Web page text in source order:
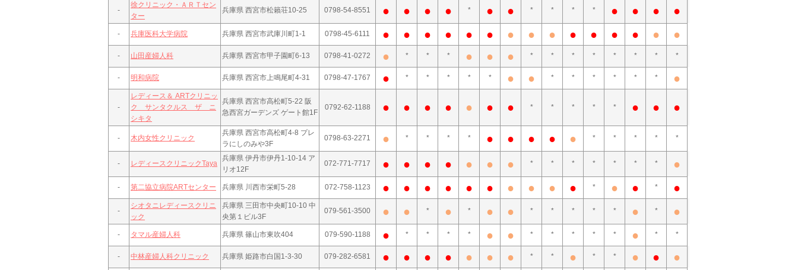
-
徐クリニック・ＡＲＴセン
ター
兵庫県 西宮市松籟荘10-25 0798-54-8551 ● ● ● ● * ● ● * * * * ● ● ● ●
- 兵庫医科大学病院 兵庫県 西宮市武庫川町1-1 0798-45-6111 ● ● ● ● ● ● ● ● ● ● ● ● ● ● ●
- 山田産婦人科 兵庫県 西宮市甲子園町6-13 0798-41-0272 ● * * * ● ● ● * * * * * * * *
- 明和病院 兵庫県 西宮市上鳴尾町4-31 0798-47-1767 ● * * * * * ● ● * * * * * * ●
-
レディース＆ ARTクリニッ
ク サンタクルス ザ ニ
シキタ
兵庫県 西宮市高松町5-22 阪
急西宮ガーデンズ ゲート館1F
0792-62-1188 ● ● ● ● ● ● ● * * * * * ● ● ●
- 木内女性クリニック
兵庫県 西宮市高松町4-8 プレ
ラにしのみや3F
0798-63-2271 ● * * * * ● ● ● ● ● * * * * *
- レディースクリニックTaya
兵庫県 伊丹市伊丹1-10-14 ア
リオ12F
072-771-7717 ● ● ● ● ● ● ● * * * * * * * ●
- 第二協立病院ARTセンター 兵庫県 川西市栄町5-28 072-758-1123 ● ● ● ● ● ● ● ● ● ● * ● ● * ●
-
シオタニレディースクリニ
ック
兵庫県 三田市中央町10-10 中
央第１ビル3F
079-561-3500 ● ● * ● * ● ● * * * * * ● * ●
- タマル産婦人科 兵庫県 篠山市東吹404 079-590-1188 ● * * * * ● ● * * * * * ● * *
- 中林産婦人科クリニック 兵庫県 姫路市白国1-3-30 079-282-6581 ● ● ● ● ● ● ● * * ● * * ● ● ●